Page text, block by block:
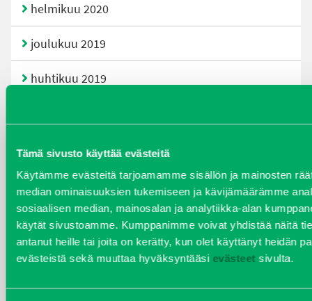
Tämä sivusto käyttää evästeitä
Käytämme evästeitä tarjoamamme sisällön ja mainosten
median ominaisuuksien tukemiseen ja kävijämäärämme
sosiaalisen median, mainosalan ja analytiikka-alan
käytät sivustoamme. Kumppanimme voivat yhdistää näitä
antanut heille tai joita on kerätty, kun olet käyttänyt heidän
evästeistä sekä muuttaa hyväksyntääsievästeet sivulta.
helmikuu 2020
joulukuu 2019
huhtikuu 2019
elokuu 2018
tammikuu 2018
joulukuu 2017
heinäkuu 2017
kesäkuu 2017